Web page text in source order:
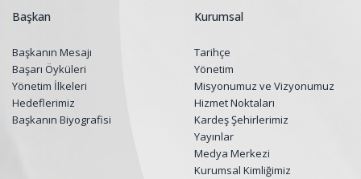
Başkan
Başkanın Mesajı
Başarı Öyküleri
Yönetim İlkeleri
Hedeflerimiz
Başkanın Biyografisi
Kurumsal
Tarihçe
Yönetim
Misyonumuz ve Vizyonumuz
Hizmet Noktaları
Kardeş Şehirlerimiz
Yayınlar
Medya Merkezi
Kurumsal Kimliğimiz